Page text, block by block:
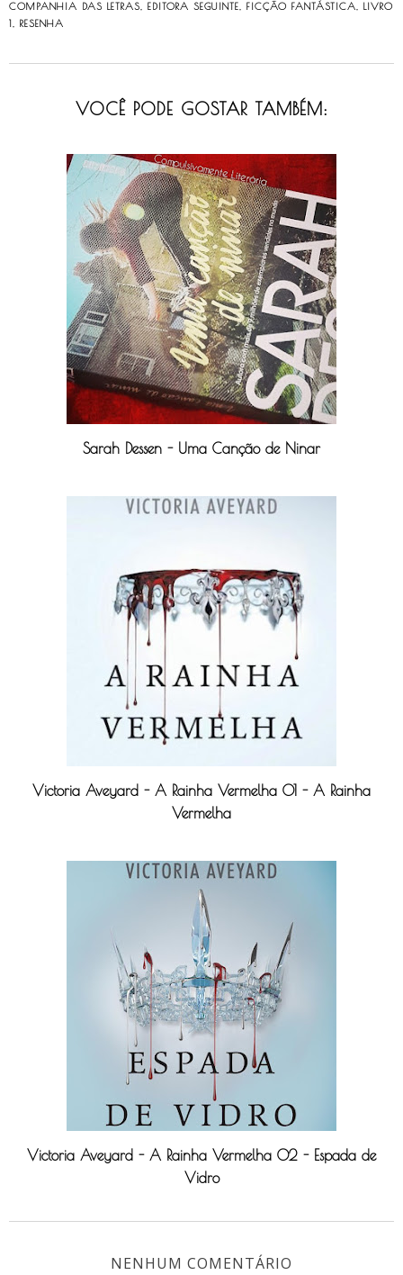
COMPANHIA DAS LETRAS
EDITORA SEGUINTE FICÇÃO FANTÁSTICA
LIVRO
1
RESENHA
VOCÊ PODE GOSTAR TAMBÉM:
Sarah Dessen - Uma Canção de Ninar
Victoria Aveyard - A Rainha Vermelha 01 - A Rainha
Vermelha
Victoria Aveyard - A Rainha Vermelha 02 - Espada de
Vidro
NENHUM COMENTÁRIO